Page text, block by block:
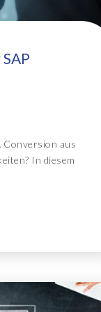
Conversion aus
In diesem